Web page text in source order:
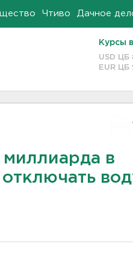
Чтиво Дачное
Курсы
USD ЦБ
EUR ЦБ
миллиарда в